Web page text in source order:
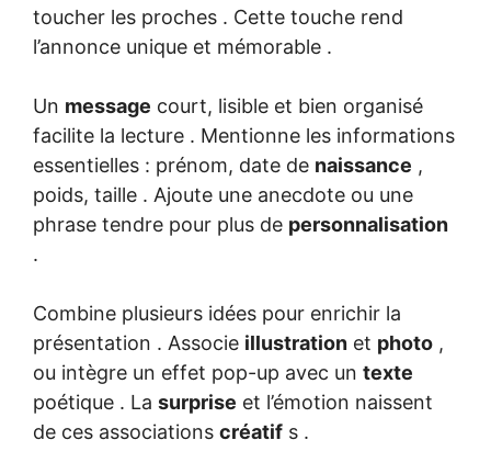
toucher les proches . Cette touche rend
l’annonce unique et mémorable .
Un message court, lisible et bien organisé
facilite la lecture . Mentionne les informations
essentielles : prénom, date de naissance ,
poids, taille . Ajoute une anecdote ou une
phrase tendre pour plus de personnalisation
.
Combine plusieurs idées pour enrichir la
présentation . Associe illustration et photo ,
ou intègre un effet pop-up avec un texte
poétique . La surprise et l’émotion naissent
de ces associations créatif s .